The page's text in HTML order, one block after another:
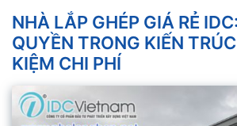
NHÀ LẮP GHÉP GIÁ RẺ
QUYỀN TRONG KIẾN
KIỆM CHI PHÍ